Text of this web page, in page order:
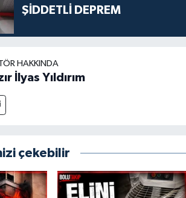
ŞİDDETLİ DEPREM
HAKKINDA
İlyas Yıldırım
çekebilir